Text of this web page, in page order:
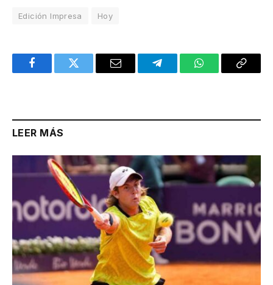
Edición Impresa Hoy
FacebookTwitter Email TelegramWhatsAppCopy
LEER MÁS